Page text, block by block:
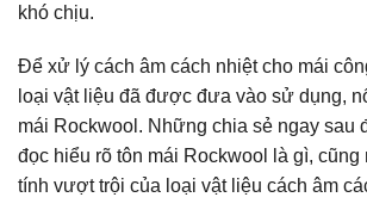
khó chịu.
Để xử lý cách âm cách nhiệt cho mái
loại vật liệu đã được đưa vào sử dụng,
mái Rockwool. Những chia sẻ ngay sau
đọc hiểu rõ tôn mái Rockwool là gì,
tính vượt trội của loại vật liệu cách âm